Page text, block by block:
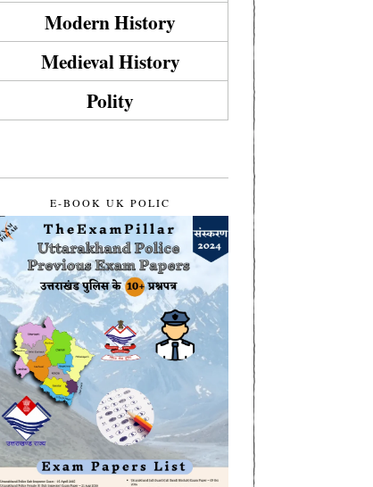
Modern History
Medieval History
Polity
E-BOOK UK POLIC